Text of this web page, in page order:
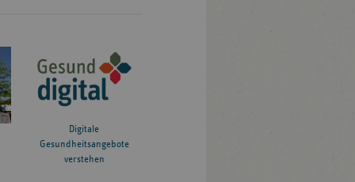
Digitale
Gesundheitsangebote
verstehen